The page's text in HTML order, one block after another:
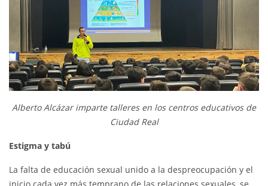
Alberto Alcázar imparte talleres en los centros educativos de
Ciudad Real
Estigma y tabú
La falta de educación sexual unido a la despreocupación y el